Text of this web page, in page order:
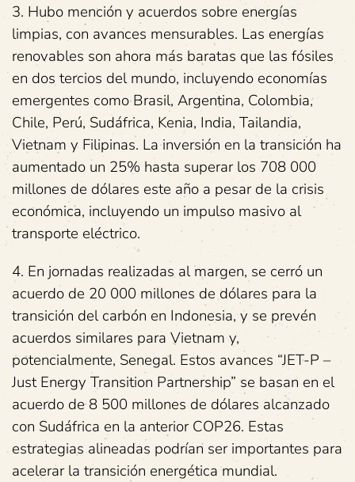
3. Hubo mención y acuerdos sobre energías
limpias, con avances mensurables. Las energías
renovables son ahora más baratas que las fósiles
en dos tercios del mundo, incluyendo economías
emergentes como Brasil, Argentina, Colombia,
Chile, Perú, Sudáfrica, Kenia, India, Tailandia,
Vietnam y Filipinas. La inversión en la transición ha
aumentado un 25% hasta superar los 708 000
millones de dólares este año a pesar de la crisis
económica, incluyendo un impulso masivo al
transporte eléctrico.
4. En jornadas realizadas al margen, se cerró un
acuerdo de 20 000 millones de dólares para la
transición del carbón en Indonesia, y se prevén
acuerdos similares para Vietnam y,
potencialmente, Senegal. Estos avances “JET-P –
Just Energy Transition Partnership” se basan en el
acuerdo de 8 500 millones de dólares alcanzado
con Sudáfrica en la anterior COP26. Estas
estrategias alineadas podrían ser importantes para
acelerar la transición energética mundial.